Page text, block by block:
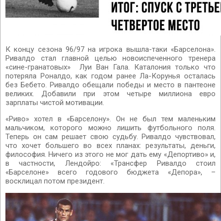
К концу сезона 96/97 на игрока вышла-таки «Барселона».
Ривалдо стал главной целью новоиспеченного тренера
«сине-гранатовых» Луи Ван Гала. Каталония только что
потеряла Роналдо, как годом ранее Ла-Корунья осталась
без Бебето. Ривалдо обещали победы и место в пантеоне
великих. Добавили при этом четыре миллиона евро
зарплаты чистой мотивации.
«Риво» хотел в «Барселону». Он не был тем маленьким
мальчиком, которого можно лишить футбольного поля.
Теперь он сам решает свою судьбу. Ривалдо чувствовал,
что хочет большего во всех планах: результаты, деньги,
философия. Ничего из этого не мог дать ему «Депортиво» и,
в частности, Лендойро: «Трансфер Ривалдо стоил
«Барселоне» всего годового бюджета «Депора», –
восклицал потом президент.